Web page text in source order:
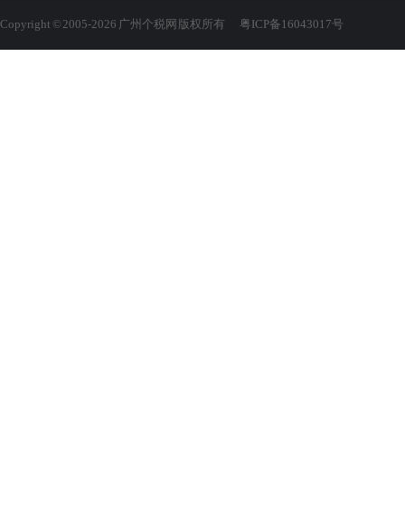
Copyright © 2005-2026 广州个税网 版权所有 粤ICP备16043017号